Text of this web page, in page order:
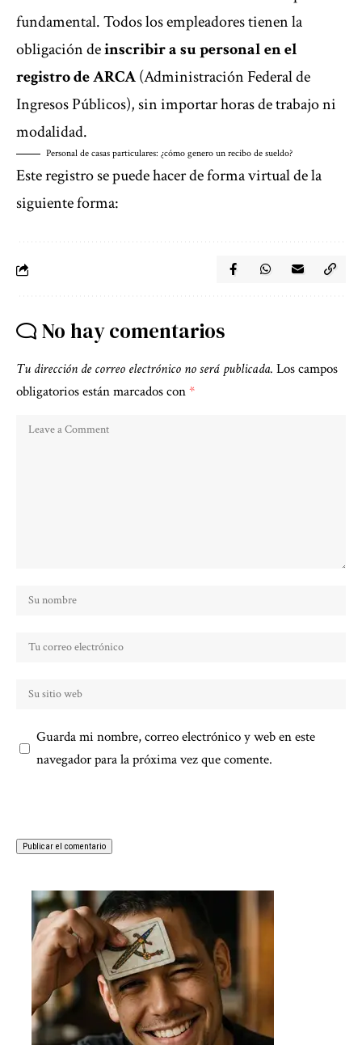
fundamental. Todos los empleadores tienen la
obligación deinscribir a su personal en el
registro de ARCA(Administración Federal de
Ingresos Públicos), sin importar horas de trabajo ni
modalidad.
Personal de casas particulares: ¿cómo genero un recibo de sueldo?
Este registro se puede hacer de forma virtual de la
siguiente forma:
No hay comentarios
Tu dirección de correo electrónico no será publicada. Los campos
obligatorios están marcados con*
Guarda mi nombre, correo electrónico y web en este
navegador para la próxima vez que comente.